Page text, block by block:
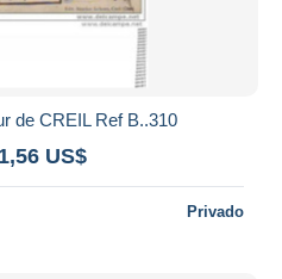
de CREIL Ref B..310
US$
Privado